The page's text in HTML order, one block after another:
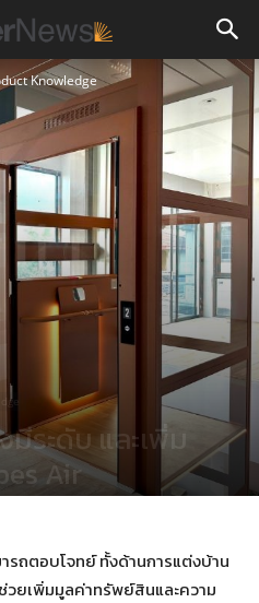
Knowledge
ระดับ และเพิ่ม
Air
รถตอบโจทย์ ทั้งด้านการแต่งบ้าน
วยเพิ่มมูลค่าทรัพย์สินและความ